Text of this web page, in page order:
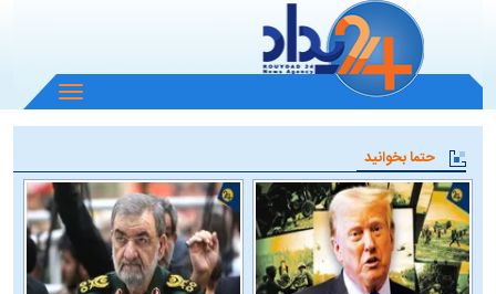
باز
و
منو
حتما بخوانید